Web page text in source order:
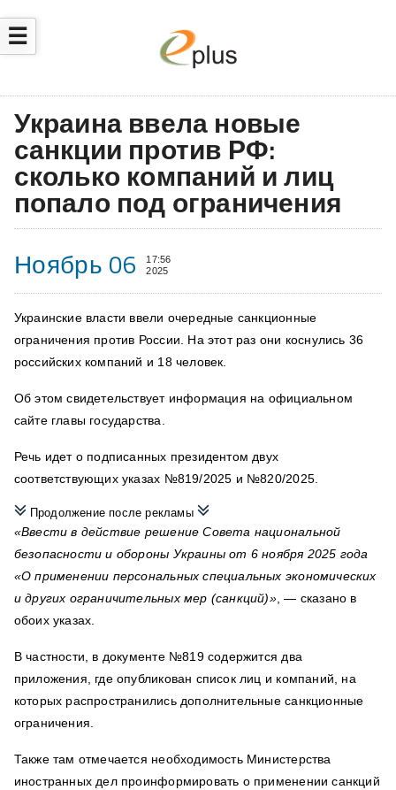
☰
Украина ввела новые
санкции против РФ:
сколько компаний и лиц
попало под ограничения
Ноябрь 06
17:56
2025
Украинские власти ввели очередные санкционные
ограничения против России. На этот раз они коснулись 36
российских компаний и 18 человек.
Об этом свидетельствует информация на официальном
сайте главы государства.
Речь идет о подписанных президентом двух
соответствующих указах №819/2025 и №820/2025.
Продолжение после рекламы
«Ввести в действие решение Совета национальной
безопасности и обороны Украины от 6 ноября 2025 года
«О применении персональных специальных экономических
и других ограничительных мер (санкций)», — сказано в
обоих указах.
В частности, в документе №819 содержится два
приложения, где опубликован список лиц и компаний, на
которых распространились дополнительные санкционные
ограничения.
Также там отмечается необходимость Министерства
иностранных дел проинформировать о применении санкций